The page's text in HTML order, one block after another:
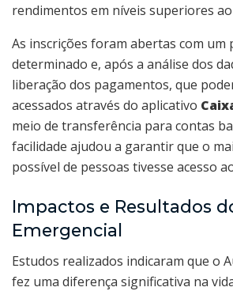
rendimentos em níveis superiores
As inscrições foram abertas com um
determinado e, após a análise dos
liberação dos pagamentos, que
acessados através do aplicativo
meio de transferência para contas
facilidade ajudou a garantir que o
possível de pessoas tivesse acesso
Impactos e Resultados
Emergencial
Estudos realizados indicaram que o
fez uma diferença significativa na